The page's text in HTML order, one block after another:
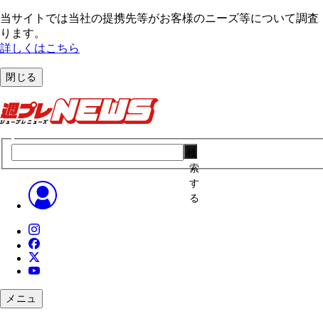
当サイトでは当社の提携先等がお客様のニーズ等について調
ります。
詳しくはこちら
閉じる
索
す
る
メニュ